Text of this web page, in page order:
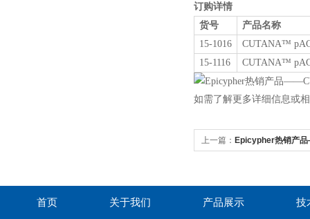
订购详情
货号
产品名称
15-1016
CUTANA™
15-1116
CUTANA™
如需了解更多详细信息或
上一篇： Epicypher热销产
首页 关于我们 产品展示 技